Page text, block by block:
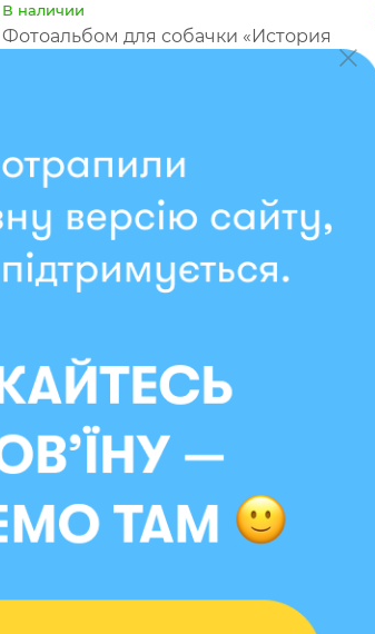
В наличии
Фотоальбом для собачки «История
- 10 %